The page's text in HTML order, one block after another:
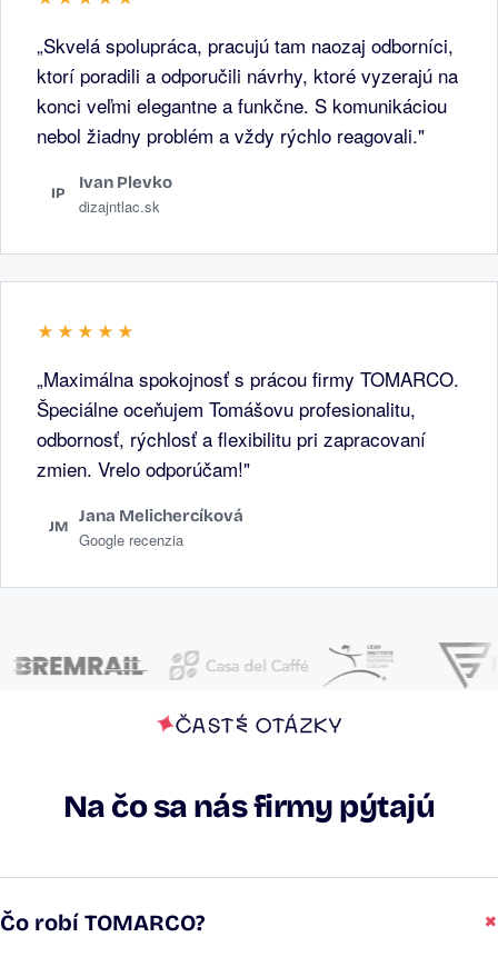
„Skvelá spolupráca, pracujú tam naozaj odborníci,
ktorí poradili a odporučili návrhy, ktoré vyzerajú na
konci veľmi elegantne a funkčne. S komunikáciou
nebol žiadny problém a vždy rýchlo reagovali."
IP
Ivan Plevko
dizajntlac.sk
★★★★★
„Maximálna spokojnosť s prácou firmy TOMARCO.
Špeciálne oceňujem Tomášovu profesionalitu,
odbornosť, rýchlosť a flexibilitu pri zapracovaní
zmien. Vrelo odporúčam!"
JM
Jana Melichercíková
Google recenzia
ČASTÉ OTÁZKY
Na čo sa nás firmy pýtajú
Čo robí TOMARCO?